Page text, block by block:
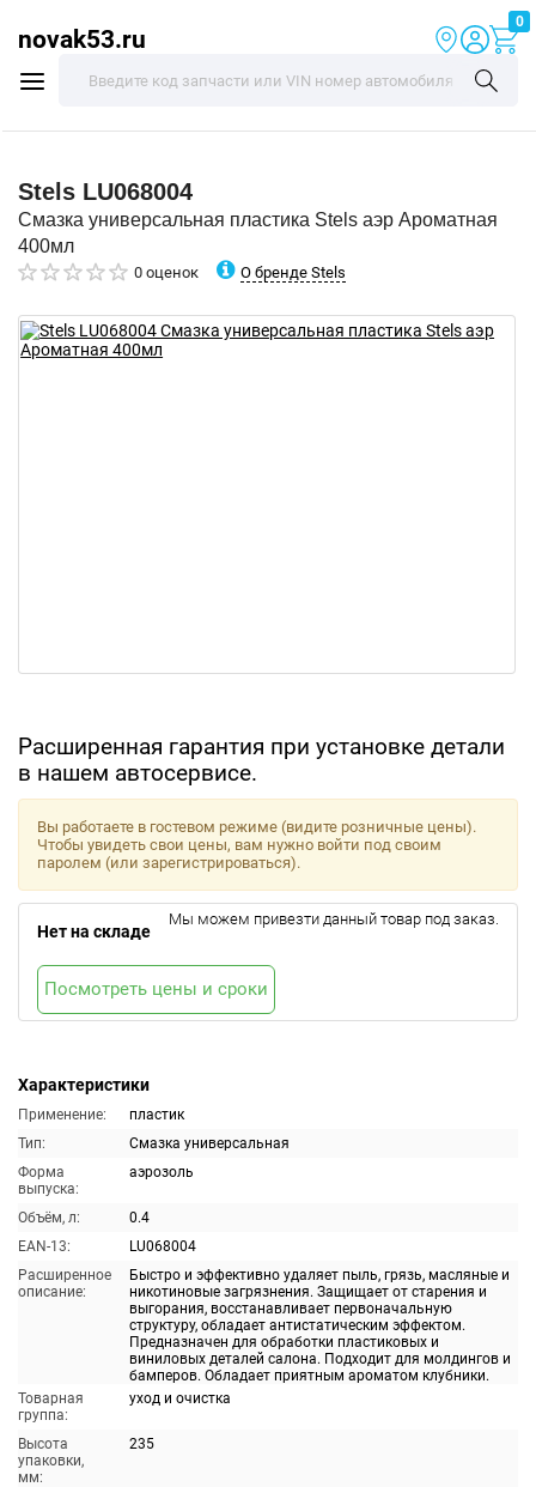
novak53.ru
0
Stels LU068004
Смазка универсальная пластика Stels аэр Ароматная
400мл
0 оценок О бренде Stels
Расширенная гарантия при установке детали
в нашем автосервисе.
Характеристики
Применение:
пластик
Тип:
Смазка универсальная
Форма
выпуска:
аэрозоль
Объём, л:
0.4
EAN-13:
LU068004
Расширенное
описание:
Быстро и эффективно удаляет пыль, грязь, масляные и
никотиновые загрязнения. Защищает от старения и
выгорания, восстанавливает первоначальную
структуру, обладает антистатическим эффектом.
Предназначен для обработки пластиковых и
виниловых деталей салона. Подходит для молдингов и
бамперов. Обладает приятным ароматом клубники.
Товарная
группа:
уход и очистка
Высота
упаковки,
мм:
235
Вы работаете в гостевом режиме (видите розничные цены).
Чтобы увидеть свои цены, вам нужно войти под своим
паролем (или зарегистрироваться).
Нет на складе
Мы можем привезти данный товар под заказ.
Посмотреть цены и сроки